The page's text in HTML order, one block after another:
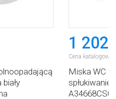
1 202
Cena katalogowa:
Miska WC